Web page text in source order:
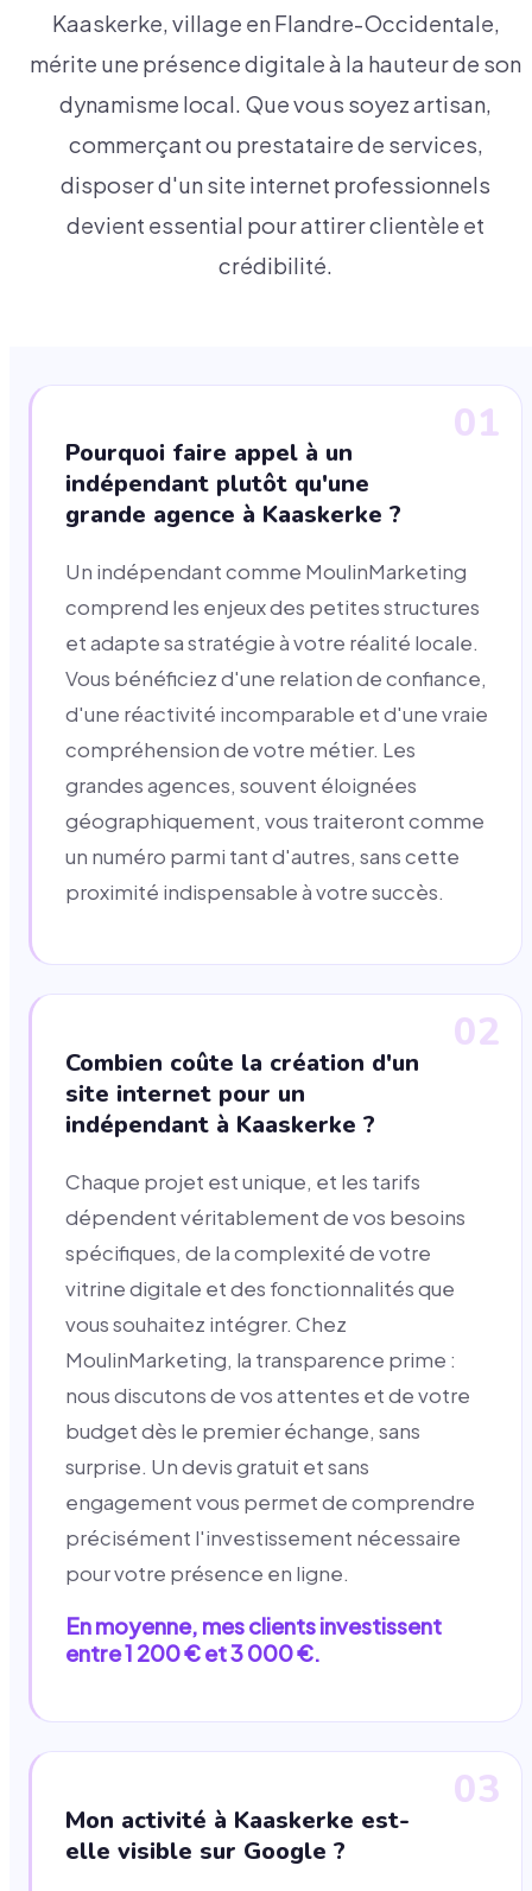
Kaaskerke, village en Flandre-Occidentale,
mérite une présence digitale à la hauteur de son
dynamisme local. Que vous soyez artisan,
commerçant ou prestataire de services,
disposer d'un site internet professionnels
devient essential pour attirer clientèle et
crédibilité.
01
Pourquoi faire appel à un
indépendant plutôt qu'une
grande agence à Kaaskerke ?
Un indépendant comme MoulinMarketing
comprend les enjeux des petites structures
et adapte sa stratégie à votre réalité locale.
Vous bénéficiez d'une relation de confiance,
d'une réactivité incomparable et d'une vraie
compréhension de votre métier. Les
grandes agences, souvent éloignées
géographiquement, vous traiteront comme
un numéro parmi tant d'autres, sans cette
proximité indispensable à votre succès.
02
Combien coûte la création d'un
site internet pour un
indépendant à Kaaskerke ?
Chaque projet est unique, et les tarifs
dépendent véritablement de vos besoins
spécifiques, de la complexité de votre
vitrine digitale et des fonctionnalités que
vous souhaitez intégrer. Chez
MoulinMarketing, la transparence prime :
nous discutons de vos attentes et de votre
budget dès le premier échange, sans
surprise. Un devis gratuit et sans
engagement vous permet de comprendre
précisément l'investissement nécessaire
pour votre présence en ligne.
En moyenne, mes clients investissent
entre 1 200 € et 3 000 €.
03
Mon activité à Kaaskerke est-
elle visible sur Google ?